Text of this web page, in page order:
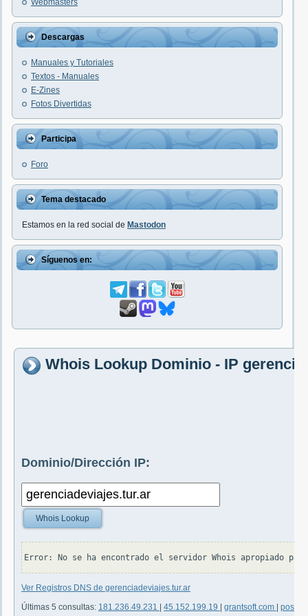
Webmasters
Descargas
Manuales y Tutoriales
Textos - Manuales
E-Zines
Fotos Divertidas
Participa
Foro
Tema destacado
Estamos en la red social de Mastodon
Síguenos en:
Whois Lookup Dominio - IP
Dominio/Dirección IP:
Whois Lookup
Ver Registros DNS de gerenciadeviajes.tur.ar
Últimas 5 consultas: 181.236.49.231 45.152.199.19 grantsoft.com